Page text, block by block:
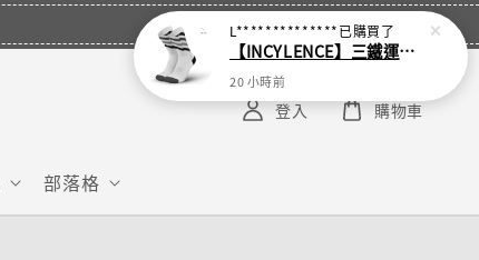
部落格
登入 購物車
L**************已購買了
【INCYLENCE】三鐵運動機能襪 Waves White
20 小時前